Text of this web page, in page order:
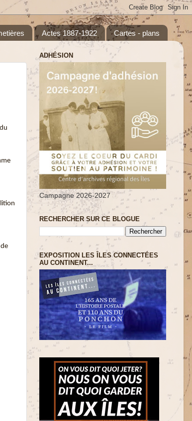
Actes 1887-1922 Cartes - plans
ADHÉSION
Campagne 2026-2027
RECHERCHER SUR CE BLOGUE
EXPOSITION LES ÎLES CONNECTÉES
AU CONTINENT...